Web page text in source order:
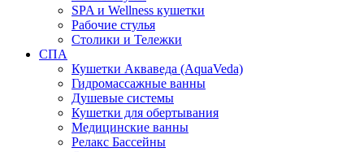
SPA и Wellness кушетки
Рабочие стулья
Столики и Тележки
СПА
Кушетки Акваведа (AquaVeda)
Гидромассажные ванны
Душевые системы
Кушетки для обертывания
Медицинские ванны
Релакс Бассейны